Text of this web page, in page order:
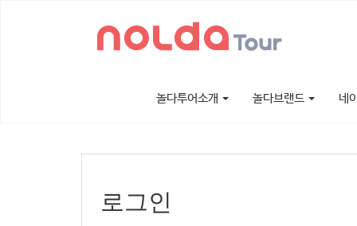
놀다투어소개 놀다브랜드 네
로그인